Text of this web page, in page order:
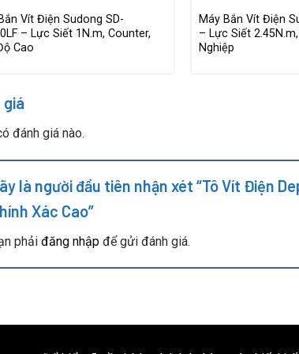
Vít Điện Sudong SD-
– Lực Siết 1N.m, Counter,
Cao
Máy Bắn Vít Điện
– Lực Siết
Nghiệp
đánh giá nào.
là người đầu tiên nhận xét “Tô Vít Điện
Xác Cao”
phải đăng nhập để gửi đánh giá.